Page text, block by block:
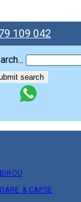
109 042
search
& CAPSE